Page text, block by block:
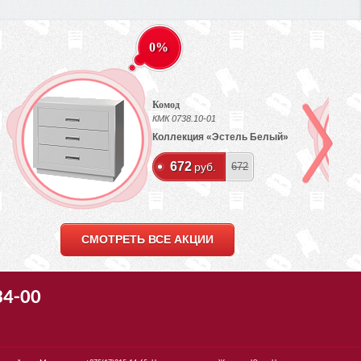
0%
Комод
КМК 0738.10-01
Коллекция «Эстель Белый»
672 руб. 672
СМОТРЕТЬ ВСЕ АКЦИИ
00